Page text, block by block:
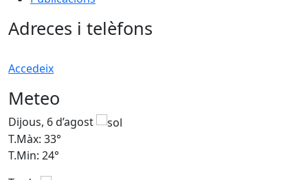
Adreces i telèfons
Accedeix
Meteo
Dijous, 6 d’agost
T.Màx: 33°
T.Min: 24°